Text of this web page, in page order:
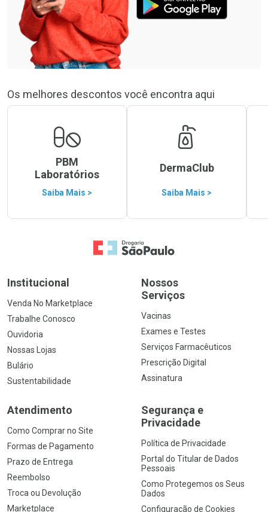
Os melhores descontos você encontra aqui
PBM
Laboratórios
Saiba Mais >
DermaClub
Saiba Mais >
Ir para a Home
Institucional
Venda No Marketplace
Trabalhe Conosco
Ouvidoria
Nossas Lojas
Bulário
Sustentabilidade
Nossos
Serviços
Vacinas
Exames e Testes
Serviços Farmacêuticos
Prescrição Digital
Assinatura
Atendimento
Como Comprar no Site
Formas de Pagamento
Prazo de Entrega
Reembolso
Troca ou Devolução
Marketplace
Segurança e
Privacidade
Política de Privacidade
Portal do Titular de Dados
Pessoais
Como Protegemos os Seus
Dados
Configuração de Cookies